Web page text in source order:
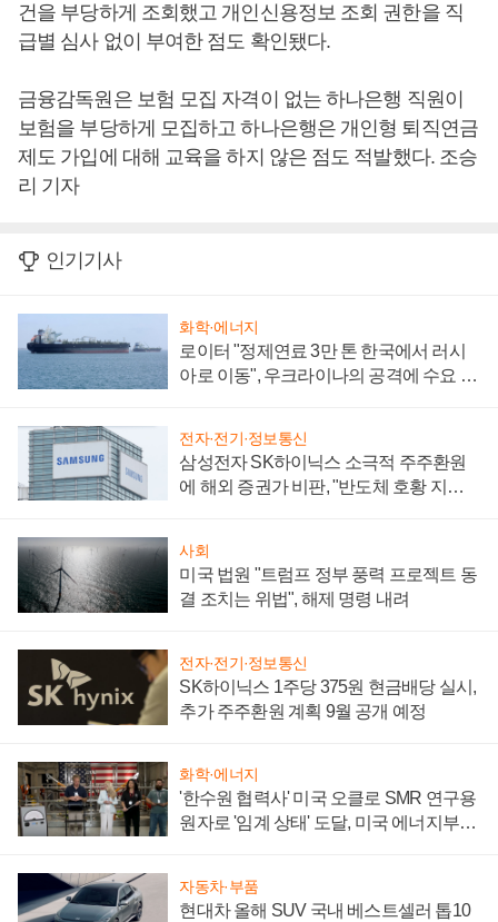
건을 부당하게 조회했고 개인신용정보 조회 권한을 직
급별 심사 없이 부여한 점도 확인됐다.
금융감독원은 보험 모집 자격이 없는 하나은행 직원이
보험을 부당하게 모집하고 하나은행은 개인형 퇴직연금
제도 가입에 대해 교육을 하지 않은 점도 적발했다. 조승
리 기자
인기기사
화학·에너지
로이터 "정제연료 3만 톤 한국에서 러시
아로 이동", 우크라이나의 공격에 수요 늘
전자·전기·정보통신
삼성전자 SK하이닉스 소극적 주주환원
에 해외 증권가 비판, "반도체 호황 지속
사회
미국 법원 "트럼프 정부 풍력 프로젝트 동
결 조치는 위법", 해제 명령 내려
전자·전기·정보통신
SK하이닉스 1주당 375원 현금배당 실시,
추가 주주환원 계획 9월 공개 예정
화학·에너지
'한수원 협력사' 미국 오클로 SMR 연구용
원자로 '임계 상태' 도달, 미국 에너지부
자동차·부품
현대차 올해 SUV 국내 베스트셀러 톱10